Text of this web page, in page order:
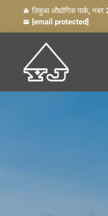
ज़िहुआ औद्योगिक पार्क,
[email protected]